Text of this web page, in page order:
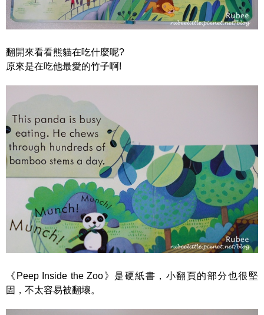
翻開來看看熊貓在吃什麼呢?
原來是在吃他最愛的竹子啊!
《Peep Inside the Zoo》是硬紙書，小翻頁的部分也很堅
固，不太容易被翻壞。